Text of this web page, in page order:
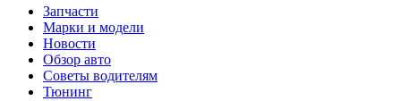
Запчасти
Марки и модели
Новости
Обзор авто
Советы водителям
Тюнинг